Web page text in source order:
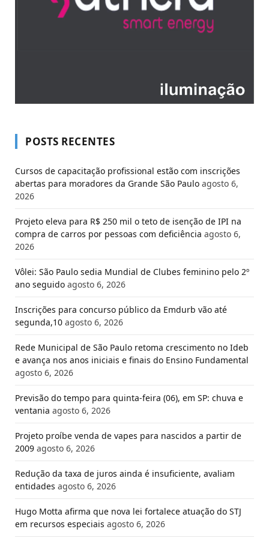
POSTS RECENTES
Cursos de capacitação profissional estão com inscrições
abertas para moradores da Grande São Paulo agosto 6,
2026
Projeto eleva para R$ 250 mil o teto de isenção de IPI na
compra de carros por pessoas com deficiência agosto 6,
2026
Vôlei: São Paulo sedia Mundial de Clubes feminino pelo 2º
ano seguido agosto 6, 2026
Inscrições para concurso público da Emdurb vão até
segunda,10 agosto 6, 2026
Rede Municipal de São Paulo retoma crescimento no Ideb
e avança nos anos iniciais e finais do Ensino Fundamental
agosto 6, 2026
Previsão do tempo para quinta-feira (06), em SP: chuva e
ventania agosto 6, 2026
Projeto proíbe venda de vapes para nascidos a partir de
2009 agosto 6, 2026
Redução da taxa de juros ainda é insuficiente, avaliam
entidades agosto 6, 2026
Hugo Motta afirma que nova lei fortalece atuação do STJ
em recursos especiais agosto 6, 2026